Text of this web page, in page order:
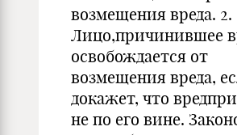
возмещения вреда. 2.
Лицо,причинившее
освобождается от
возмещения вреда,
докажет, что
не по его вине.